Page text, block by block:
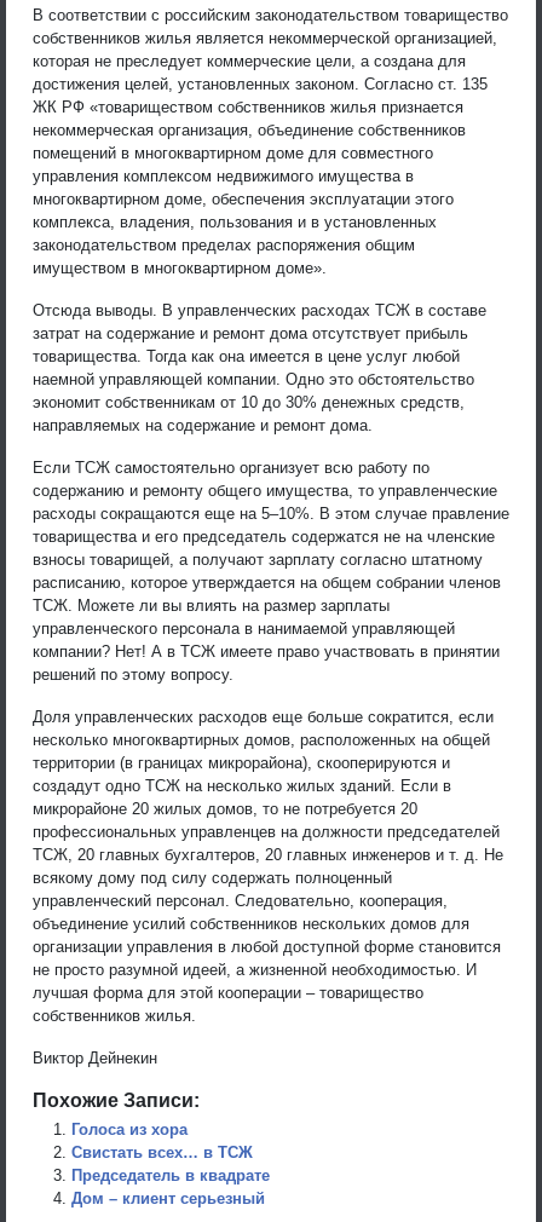
В соответствии с российским законодательством товарищество
собственников жилья является некоммерческой организацией,
которая не преследует коммерческие цели, а создана для
достижения целей, установленных законом. Согласно ст. 135
ЖК РФ «товариществом собственников жилья признается
некоммерческая организация, объединение собственников
помещений в многоквартирном доме для совместного
управления комплексом недвижимого имущества в
многоквартирном доме, обеспечения эксплуатации этого
комплекса, владения, пользования и в установленных
законодательством пределах распоряжения общим
имуществом в многоквартирном доме».
Отсюда выводы. В управленческих расходах ТСЖ в составе
затрат на содержание и ремонт дома отсутствует прибыль
товарищества. Тогда как она имеется в цене услуг любой
наемной управляющей компании. Одно это обстоятельство
экономит собственникам от 10 до 30% денежных средств,
направляемых на содержание и ремонт дома.
Если ТСЖ самостоятельно организует всю работу по
содержанию и ремонту общего имущества, то управленческие
расходы сокращаются еще на 5–10%. В этом случае правление
товарищества и его председатель содержатся не на членские
взносы товарищей, а получают зарплату согласно штатному
расписанию, которое утверждается на общем собрании членов
ТСЖ. Можете ли вы влиять на размер зарплаты
управленческого персонала в нанимаемой управляющей
компании? Нет! А в ТСЖ имеете право участвовать в принятии
решений по этому вопросу.
Доля управленческих расходов еще больше сократится, если
несколько многоквартирных домов, расположенных на общей
территории (в границах микрорайона), скооперируются и
создадут одно ТСЖ на несколько жилых зданий. Если в
микрорайоне 20 жилых домов, то не потребуется 20
профессиональных управленцев на должности председателей
ТСЖ, 20 главных бухгалтеров, 20 главных инженеров и т. д. Не
всякому дому под силу содержать полноценный
управленческий персонал. Следовательно, кооперация,
объединение усилий собственников нескольких домов для
организации управления в любой доступной форме становится
не просто разумной идеей, а жизненной необходимостью. И
лучшая форма для этой кооперации – товарищество
собственников жилья.
Виктор Дейнекин
Похожие Записи:
Голоса из хора
Свистать всех… в ТСЖ
Председатель в квадрате
Дом – клиент серьезный